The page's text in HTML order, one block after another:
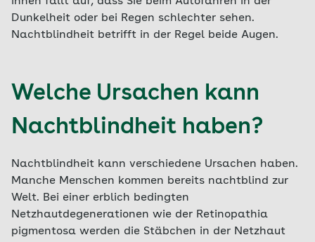
Dunkelheit oder bei Regen schlechter sehen.
Nachtblindheit betrifft in der Regel beide Augen.
Welche Ursachen kann
Nachtblindheit haben?
Nachtblindheit kann verschiedene Ursachen haben.
Manche Menschen kommen bereits nachtblind zur
Welt. Bei einer erblich bedingten
Netzhautdegenerationen wie der Retinopathia
pigmentosa werden die Stäbchen in der Netzhaut